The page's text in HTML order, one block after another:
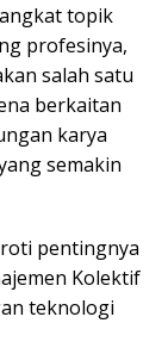
topik
profesinya,
salah satu
berkaitan
karya
semakin
pentingnya
Kolektif
teknologi